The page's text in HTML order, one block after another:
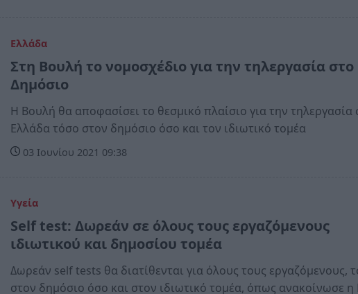
Ελλάδα
Στη Βουλή το νομοσχέδιο για την τηλεργασία στο
Δημόσιο
Η Βουλή θα αποφασίσει το θεσμικό πλαίσιο για την τηλεργασία
Ελλάδα τόσο στον δημόσιο όσο και τον ιδιωτικό τομέα
03 Ιουνίου 2021 09:38
Υγεία
Self test: Δωρεάν σε όλους τους εργαζόμενους
ιδιωτικού και δημοσίου τομέα
Δωρεάν self tests θα διατίθενται για όλους τους εργαζόμενους,
στον δημόσιο όσο και στον ιδιωτικό τομέα, όπως ανακοίνωσε η